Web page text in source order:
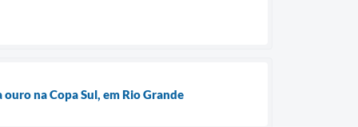
na Copa Sul, em Rio Grande